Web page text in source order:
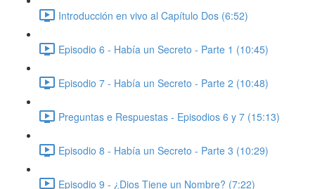
Introducción en vivo al Capítulo Dos (6:52)
Episodio 6 - Había un Secreto - Parte 1 (10:45)
Episodio 7 - Había un Secreto - Parte 2 (10:48)
Preguntas e Respuestas - Episodios 6 y 7 (15:13)
Episodio 8 - Había un Secreto - Parte 3 (10:29)
Episodio 9 - ¿Dios Tiene un Nombre? (7:22)